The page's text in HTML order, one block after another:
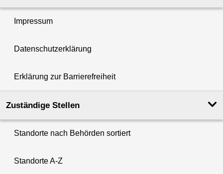
Impressum
Datenschutzerklärung
Erklärung zur Barrierefreiheit
Zuständige Stellen
Standorte nach Behörden sortiert
Standorte A-Z